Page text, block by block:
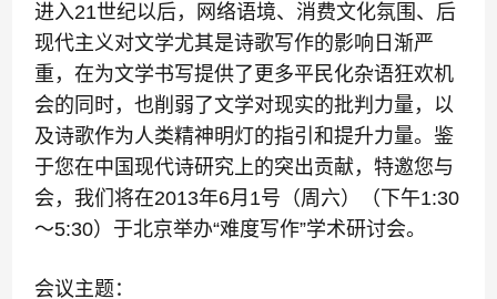
进入21世纪以后，网络语境、消费文化氛围、后
现代主义对文学尤其是诗歌写作的影响日渐严
重，在为文学书写提供了更多平民化杂语狂欢机
会的同时，也削弱了文学对现实的批判力量，以
及诗歌作为人类精神明灯的指引和提升力量。鉴
于您在中国现代诗研究上的突出贡献，特邀您与
会，我们将在2013年6月 1号（周六）（下午1:30
～5:30）于北京举办“难度写作”学术研讨会。
会议主题：